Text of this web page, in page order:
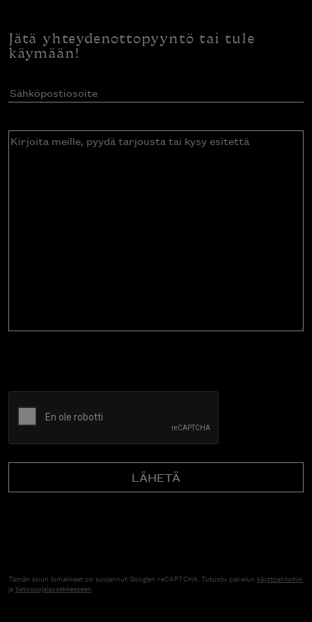
Jätä yhteydenottopyyntö tai tule
käymään!
Sähköpostiosoite(Pakollinen)
Kirjoita
Tämän sivun lomakkeet on suojannut Googlen reCAPTCHA. Tutustu palvelun käyttöehtoihin
jatietosuojalausekkeeseen